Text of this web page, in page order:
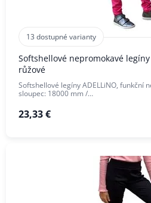
13 dostupné varianty
Softshellové nepromokavé
růžové
Softshellové legíny ADELLiNO, funkční
sloupec: 18000 mm /…
23,33 €